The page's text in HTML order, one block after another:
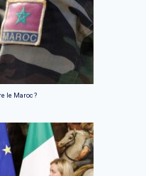
le Maroc ?